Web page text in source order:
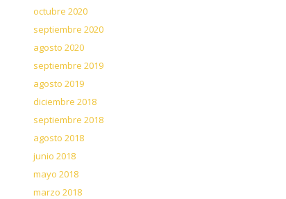
octubre 2020
septiembre 2020
agosto 2020
septiembre 2019
agosto 2019
diciembre 2018
septiembre 2018
agosto 2018
junio 2018
mayo 2018
marzo 2018